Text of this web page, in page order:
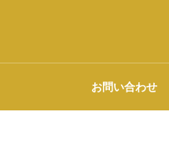
お問い合わせ